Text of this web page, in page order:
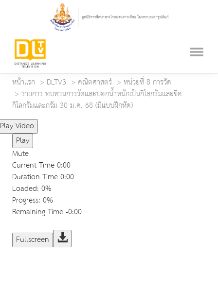
หน้าแรก DLTV3 คณิตศาสตร์
หน่วยที่ 8 การวัด
รายการ ทบทวนการวัดและบอกน้ำหนักเป็นกิโลกรัมและขีด
กิโลกรัมและกรัม 30 ม.ค. 68 (มีแบบฝึกหัด)
Play Video
Play
Mute
Current Time0:00
Duration Time0:00
Loaded: 0%
Progress: 0%
Remaining Time-0:00
Fullscreen